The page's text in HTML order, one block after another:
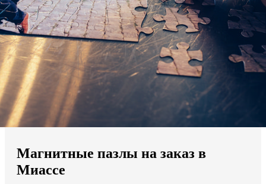
Мы доставляем по всему миру
Продолжить без города
Магнитные пазлы на заказ в
Миассе